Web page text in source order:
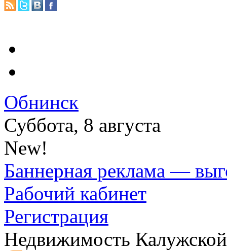
Обнинск
Суббота, 8 августа
New!
Баннерная реклама —
Рабочий кабинет
Регистрация
Недвижимость